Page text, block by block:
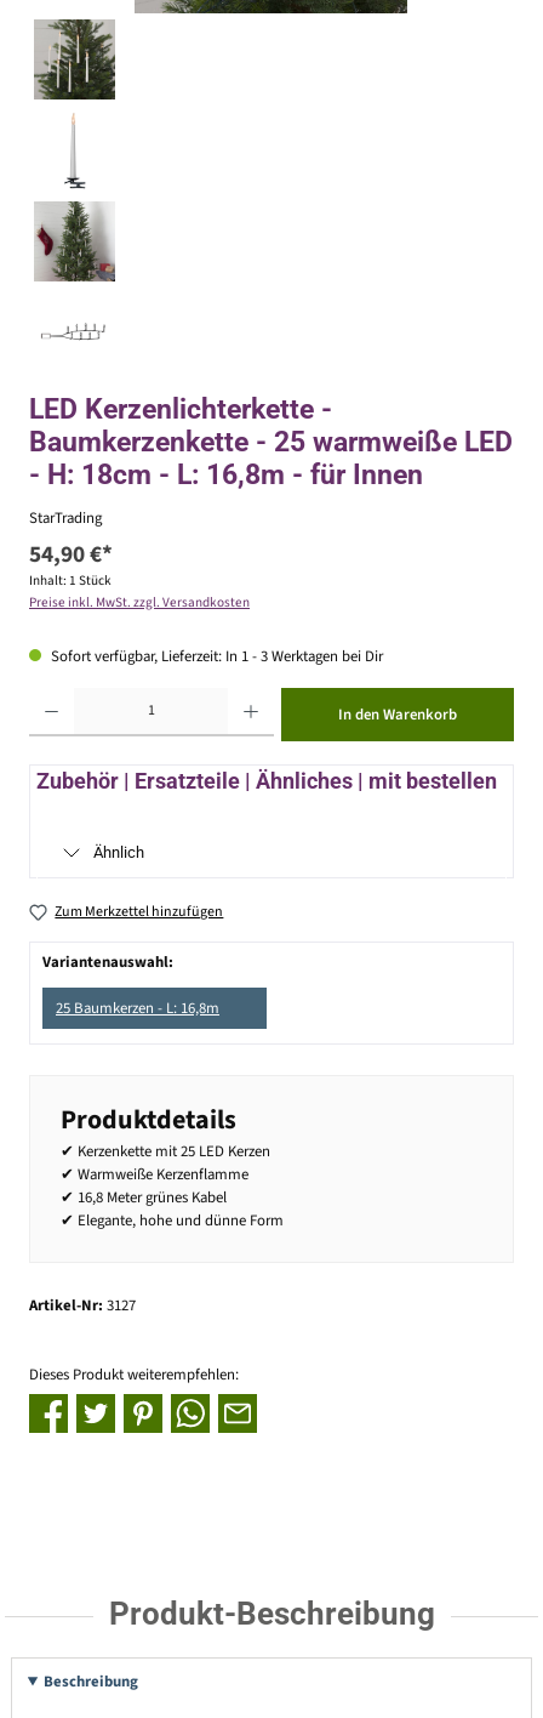
LED Kerzenlichterkette -
Baumkerzenkette - 25 warmweiße LED
- H: 18cm - L: 16,8m - für Innen
StarTrading
54,90 €*
Inhalt: 1 Stück
Preise inkl. MwSt. zzgl. Versandkosten
Sofort verfügbar, Lieferzeit: In 1 - 3 Werktagen bei Dir
In den Warenkorb
Zubehör | Ersatzteile | Ähnliches | mit bestellen
Ähnlich
Zum Merkzettel hinzufügen
Variantenauswahl:
25 Baumkerzen - L: 16,8m
Produktdetails
✔ Kerzenkette mit 25 LED Kerzen
✔ Warmweiße Kerzenflamme
✔ 16,8 Meter grünes Kabel
✔ Elegante, hohe und dünne Form
Artikel-Nr: 3127
Dieses Produkt weiterempfehlen:
Produkt-Beschreibung
Beschreibung